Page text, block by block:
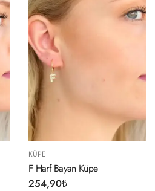
KÜPE
F Harf Bayan Küpe
254,90₺